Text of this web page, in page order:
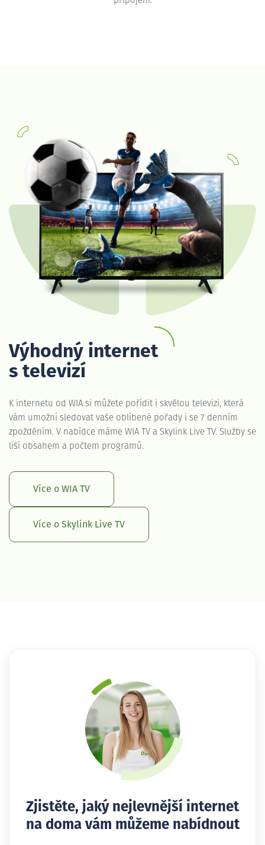
Výhodný internet
s televizí
K internetu od WIA si můžete pořídit i skvělou televizi, která
vám umožní sledovat vaše oblíbené pořady i se 7 denním
zpožděním. V nabídce máme WIA TV a Skylink Live TV. Služby se
liší obsahem a počtem programů.
Více o WIA TV
Více o Skylink Live TV
Zjistěte, jaký nejlevnější internet
na doma vám můžeme nabídnout